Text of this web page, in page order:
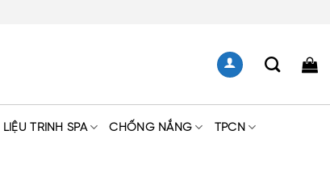
LIỆU TRÌNH SPA CHỐNG NẮNG TPCN